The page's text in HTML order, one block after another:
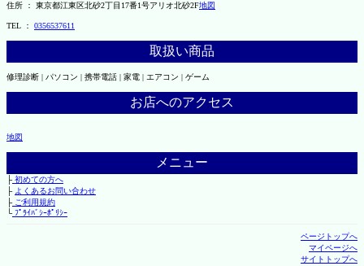
住所 ： 東京都江東区北砂2丁目17番1号アリオ北砂2F地図
TEL ： 0356537611
取扱い商品
修理診断 | パソコン | 携帯電話 | 家電 | エアコン | ゲーム
お店へのアクセス
地図
メニュー
├初めての方へ
├ よくあるお問い合わせ
├ご利用規約
└ﾌﾟﾗｲﾊﾞｼｰﾎﾟﾘｼｰ
ページトップへ
マイページへ
サイトトップへ